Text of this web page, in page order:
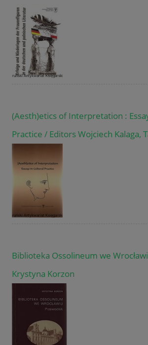
(Aesth)etics of Interpretation :
Practice / Editors Wojciech Kalaga,
Biblioteka Ossolineum we
Krystyna Korzon